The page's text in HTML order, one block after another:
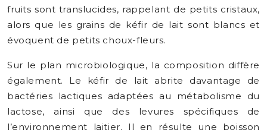
fruits sont translucides, rappelant de petits cristaux,
alors que les grains de kéfir de lait sont blancs et
évoquent de petits choux-fleurs.
Sur le plan microbiologique, la composition diffère
également. Le kéfir de lait abrite davantage de
bactéries lactiques adaptées au métabolisme du
lactose, ainsi que des levures spécifiques de
l’environnement laitier. Il en résulte une boisson